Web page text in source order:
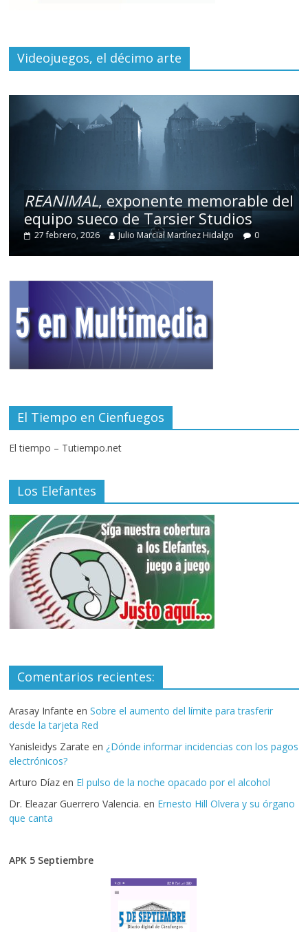
Videojuegos, el décimo arte
REANIMAL, exponente memorable del
equipo sueco de Tarsier Studios
27 febrero, 2026 Julio Marcial Martínez Hidalgo 0
El Tiempo en Cienfuegos
El tiempo – Tutiempo.net
Los Elefantes
Comentarios recientes:
Arasay Infante enSobre el aumento del límite para trasferir
desde la tarjeta Red
Yanisleidys Zarate en ¿Dónde informar incidencias con los pagos
electrónicos?
Arturo Díaz en El pulso de la noche opacado por el alcohol
Dr. Eleazar Guerrero Valencia. en Ernesto Hill Olvera y su órgano
que canta
APK 5 Septiembre